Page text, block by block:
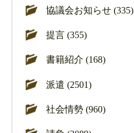
協議会お知らせ (335)
提言 (355)
書籍紹介 (168)
派遣 (2501)
社会情勢 (960)